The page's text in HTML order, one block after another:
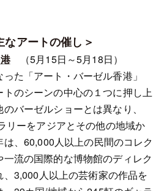
なアートの催し＞
（5月15日～5月18日）
た「アート・バーゼル香港」
のシーンの中心の１つに押し上
バーゼルショーとは異なり、
リーをアジアとその他の地域か
、60,000人以上の民間のコレク
流の国際的な博物館のディレク
3,000人以上の芸術家の作品を